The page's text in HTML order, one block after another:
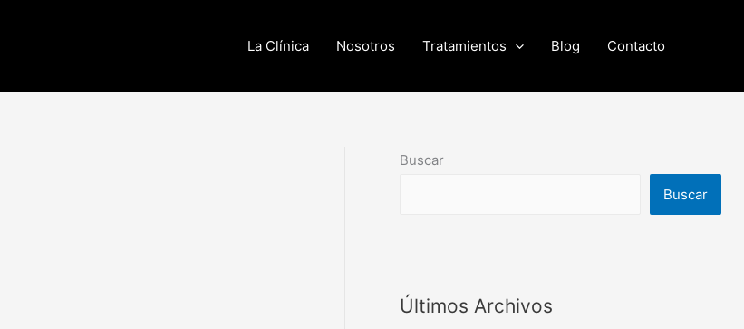
La Clínica Nosotros Tratamientos Blog Contacto
Buscar
Buscar
Últimos Archivos